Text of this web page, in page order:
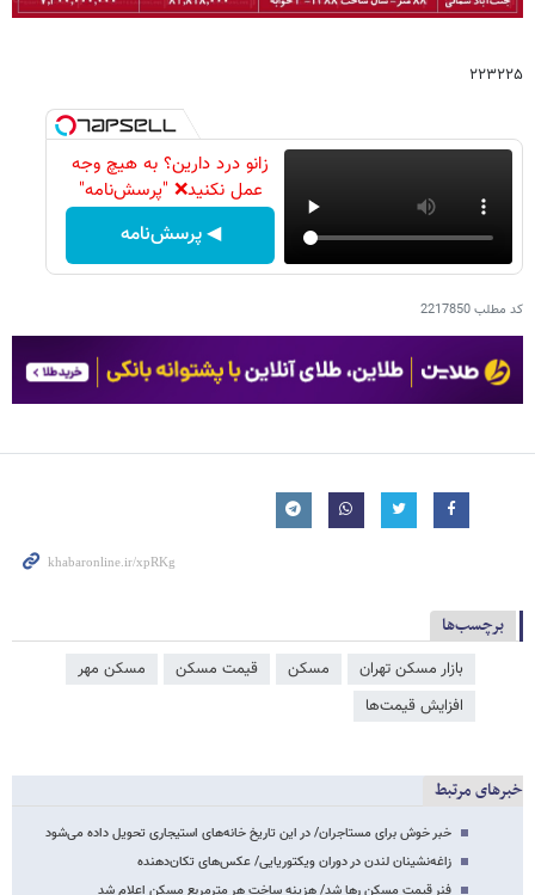
۲۲۳۲۲۵
زانو درد دارین؟ به هیچ وجه
عمل نکنید❌ "پرسش‌نامه"
◀ پرسش‌نامه
کد مطلب2217850
برچسب‌ها
بازار مسکن تهران مسکن قیمت مسکن
مسکن مهر
افزایش قیمت‌ها
خبرهای مرتبط
خبر خوش برای مستاجران/ در این تاریخ خانه‌های استیجاری تحویل داده می‌شود
زاغه‌نشینان لندن در دوران ویکتوریایی/ عکس‌های تکان‌دهنده
فنر قیمت مسکن رها شد/ هزینه ساخت هر مترمربع مسکن اعلام شد